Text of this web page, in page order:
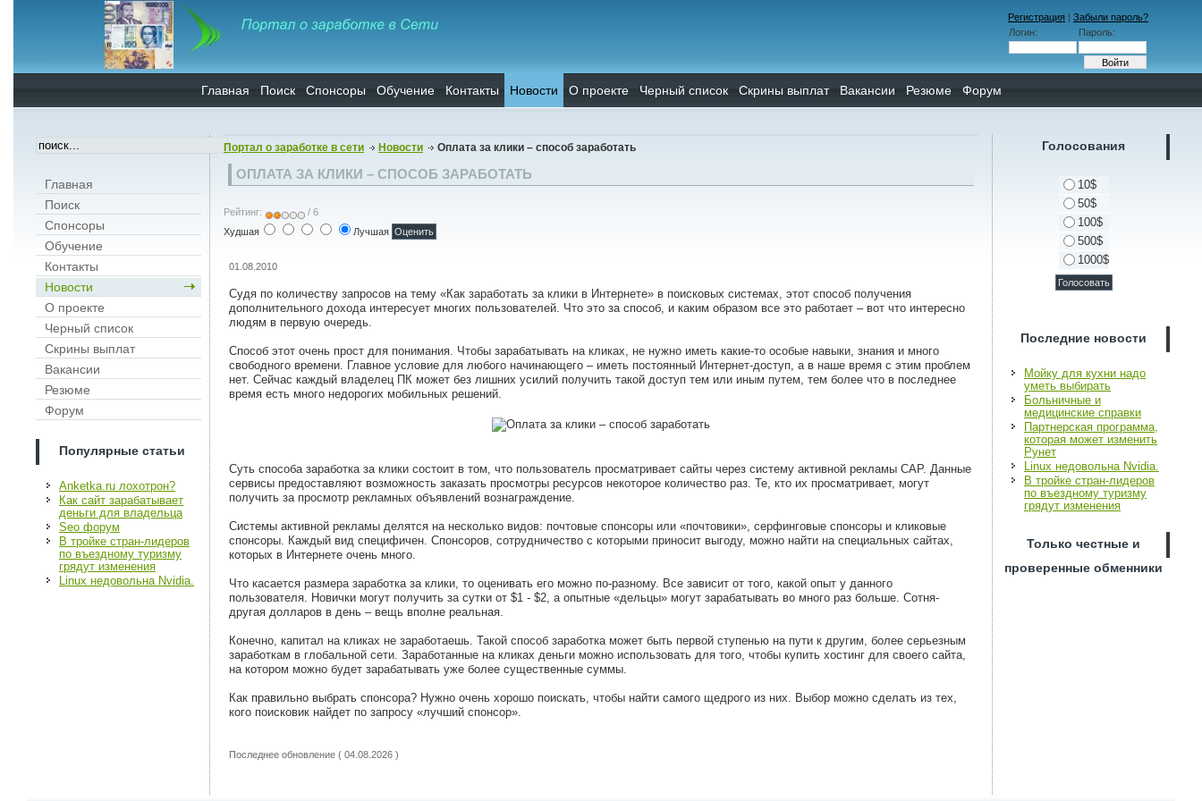
Регистрация | Забыли пароль?
Логин:
Пароль:
Главная Поиск Спонсоры Обучение Контакты Новости О проекте Черный список Скрины выплат Вакансии Резюме Форум
Главная
Поиск
Спонсоры
Обучение
Контакты
Новости
О проекте
Черный список
Скрины выплат
Вакансии
Резюме
Форум
Популярные статьи
Anketka.ru лохотрон?
Как сайт зарабатывает
деньги для владельца
Seo форум
В тройке стран-лидеров
по въездному туризму
грядут изменения
Linux недовольна Nvidia.
Портал о заработке в сети Новости Оплата за клики – способ заработать
ОПЛАТА ЗА КЛИКИ – СПОСОБ ЗАРАБОТАТЬ
Рейтинг:
/ 6
Худшая
Лучшая
01.08.2010
Судя по количеству запросов на тему «Как заработать за клики в Интернете» в поисковых системах, этот способ получения
дополнительного дохода интересует многих пользователей. Что это за способ, и каким образом все это работает – вот что интересно
людям в первую очередь.
Способ этот очень прост для понимания. Чтобы зарабатывать на кликах, не нужно иметь какие-то особые навыки, знания и много
свободного времени. Главное условие для любого начинающего – иметь постоянный Интернет-доступ, а в наше время с этим проблем
нет. Сейчас каждый владелец ПК может без лишних усилий получить такой доступ тем или иным путем, тем более что в последнее
время есть много недорогих мобильных решений.
Суть способа заработка за клики состоит в том, что пользователь просматривает сайты через систему активной рекламы САР. Данные
сервисы предоставляют возможность заказать просмотры ресурсов некоторое количество раз. Те, кто их просматривает, могут
получить за просмотр рекламных объявлений вознаграждение.
Системы активной рекламы делятся на несколько видов: почтовые спонсоры или «почтовики», серфинговые спонсоры и кликовые
спонсоры. Каждый вид специфичен. Спонсоров, сотрудничество с которыми приносит выгоду, можно найти на специальных сайтах,
которых в Интернете очень много.
Что касается размера заработка за клики, то оценивать его можно по-разному. Все зависит от того, какой опыт у данного
пользователя. Новички могут получить за сутки от $1 - $2, а опытные «дельцы» могут зарабатывать во много раз больше. Сотня-
другая долларов в день – вещь вполне реальная.
Конечно, капитал на кликах не заработаешь. Такой способ заработка может быть первой ступенью на пути к другим, более серьезным
заработкам в глобальной сети. Заработанные на кликах деньги можно использовать для того, чтобы купить хостинг для своего сайта,
на котором можно будет зарабатывать уже более существенные суммы.
Как правильно выбрать спонсора? Нужно очень хорошо поискать, чтобы найти самого щедрого из них. Выбор можно сделать из тех,
кого поисковик найдет по запросу «лучший спонсор».
Последнее обновление ( 04.08.2026 )
Голосования
10$
50$
100$
500$
1000$
Последние новости
Мойку для кухни надо
уметь выбирать
Больничные и
медицинские справки
Партнерская программа,
которая может изменить
Рунет
Linux недовольна Nvidia.
В тройке стран-лидеров
по въездному туризму
грядут изменения
Только честные и
проверенные обменники